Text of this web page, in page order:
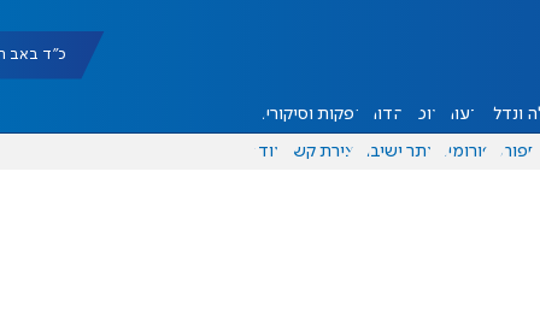
כ"ד באב תשפ"ו
ונדל"ן דעות אוכל יהדות הפקות וסיקורים
ספורט פורומים אתר ישיבה יצירת קשר עוד